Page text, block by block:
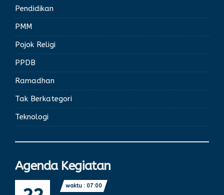
Pendidikan
PMM
Pojok Religi
PPDB
Ramadhan
Tak Berkategori
Teknologi
Agenda Kegiatan
waktu : 07:00